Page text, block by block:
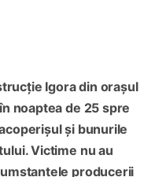
Igora din orașul
noaptea de 25 spre
și bunurile
Victime nu au
producerii